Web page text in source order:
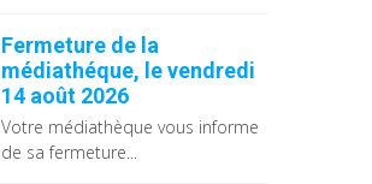
Fermeture de la
médiathéque, le vendredi
14 août 2026
Votre médiathèque vous informe
de sa fermeture...